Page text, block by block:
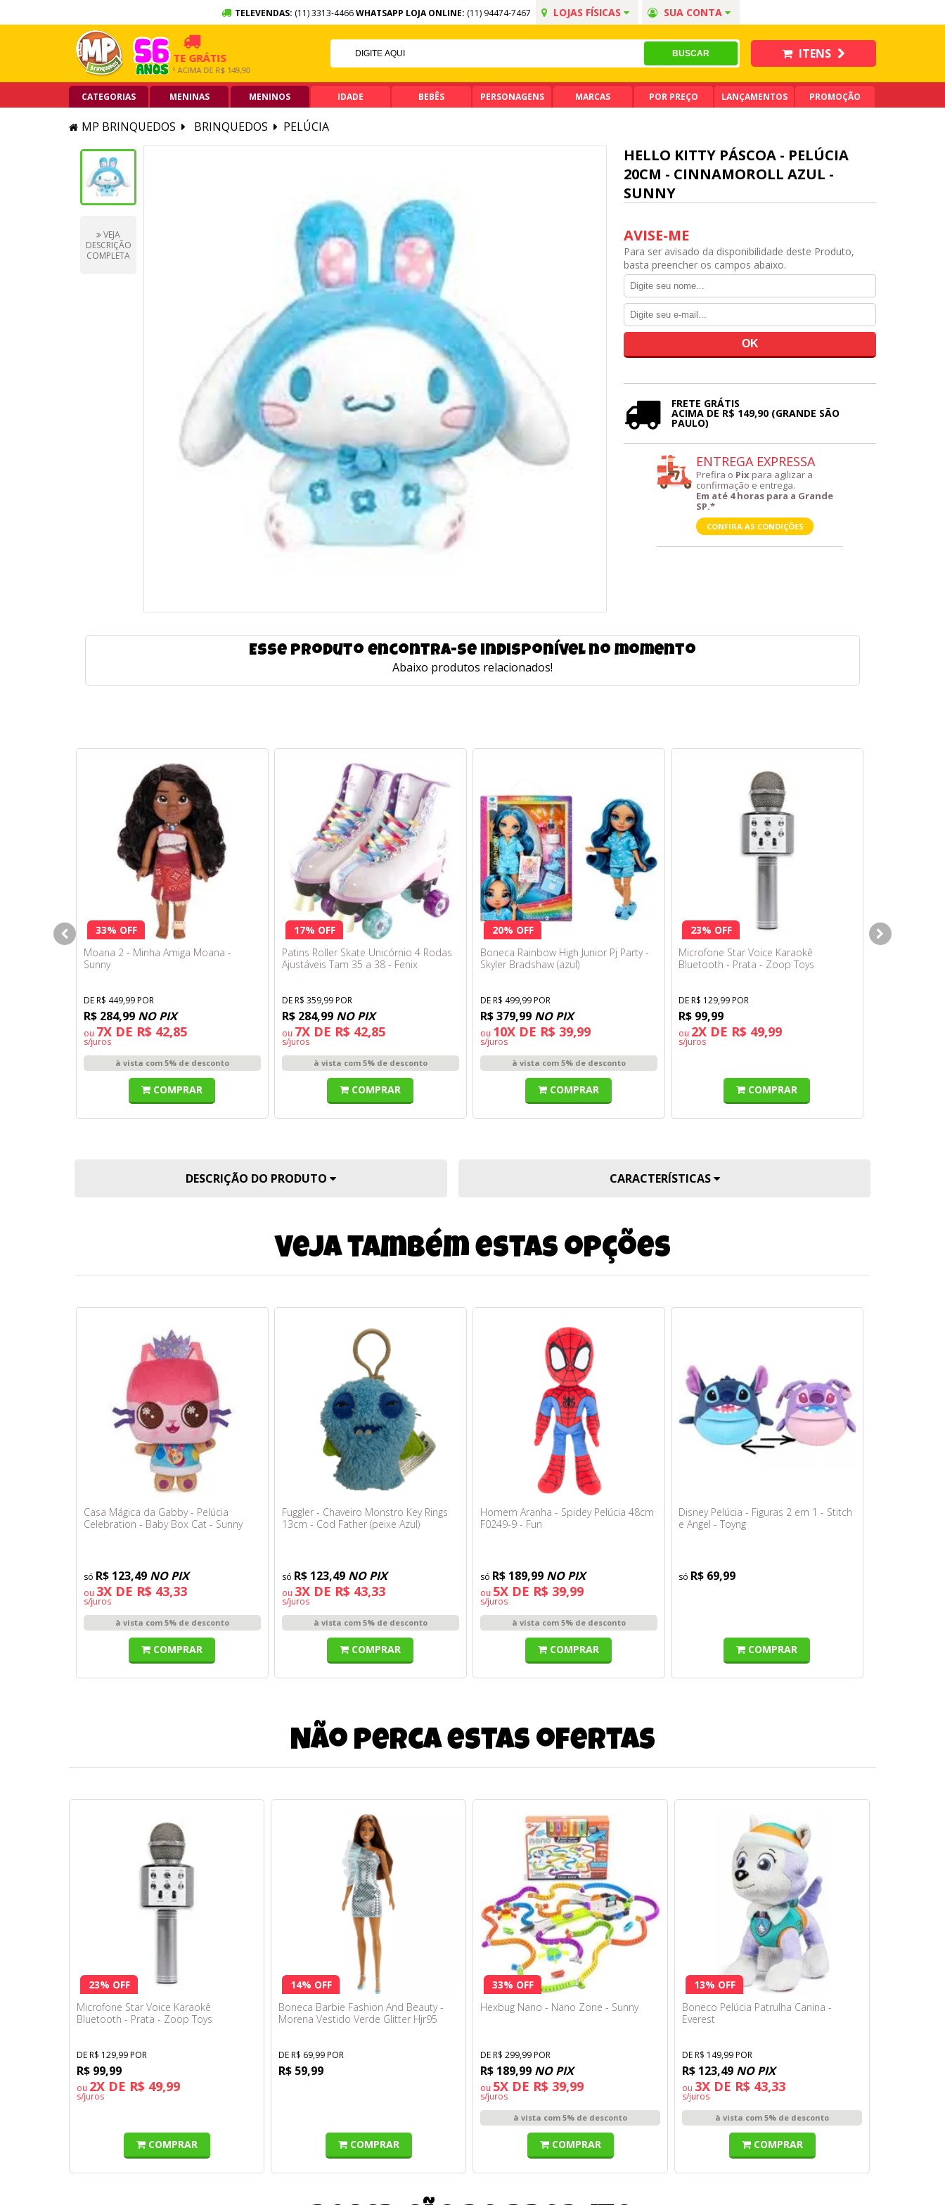
TELEVENDAS: (11) 3313-4466WHATSAPP LOJA ONLINE: (11) 94474-7467 LOJAS FÍSICAS SUA CONTA
FRETE GRÁTIS
GRANDE SP ACIMA DE R$ 149,90
5% OFF NO PIX
PIX ACIMA DE R$ 99,90
ITENS
CATEGORIAS MENINAS MENINOS IDADE BEBÊS PERSONAGENS MARCAS POR PREÇO LANÇAMENTOS PROMOÇÃO
MP BRINQUEDOS BRINQUEDOS PELÚCIA
VEJA
DESCRIÇÃO
COMPLETA
HELLO KITTY PÁSCOA - PELÚCIA
20CM - CINNAMOROLL AZUL -
SUNNY
AVISE-ME
Para ser avisado da disponibilidade deste Produto,
basta preencher os campos abaixo.
FRETE GRÁTIS
ACIMA DE R$ 149,90 (GRANDE SÃO
PAULO)
ENTREGA EXPRESSA
Prefira o Pix para agilizar a
confirmação e entrega.
Em até 4 horas para a Grande
SP.*
CONFIRA AS CONDIÇÕES
Esse produto encontra-se indisponível no momento
Abaixo produtos relacionados!
33% OFF
Moana 2 - Minha Amiga Moana -
Sunny
DE R$ 449,99 POR
R$ 284,99 NO PIX
ou 7X DE R$ 42,85
s/juros
à vista com 5% de desconto
COMPRAR
17% OFF
Patins Roller Skate Unicórnio 4 Rodas
Ajustáveis Tam 35 a 38 - Fenix
DE R$ 359,99 POR
R$ 284,99 NO PIX
ou 7X DE R$ 42,85
s/juros
à vista com 5% de desconto
COMPRAR
20% OFF
Boneca Rainbow High Junior Pj Party -
Skyler Bradshaw (azul)
DE R$ 499,99 POR
R$ 379,99 NO PIX
ou 10X DE R$ 39,99
s/juros
à vista com 5% de desconto
COMPRAR
23% OFF
Microfone Star Voice Karaokê
Bluetooth - Prata - Zoop Toys
DE R$ 129,99 POR
R$ 99,99
ou 2X DE R$ 49,99
s/juros
COMPRAR
20% OFF
DESCRIÇÃO DO PRODUTO CARACTERÍSTICAS
Veja também estas opções
Casa Mágica da Gabby - Pelúcia
Celebration - Baby Box Cat - Sunny
R$ 123,49 NO PIX
ou 3X DE R$ 43,33
s/juros
à vista com 5% de desconto
COMPRAR
Fuggler - Chaveiro Monstro Key Rings
13cm - Cod Father (peixe Azul)
R$ 123,49 NO PIX
ou 3X DE R$ 43,33
s/juros
à vista com 5% de desconto
COMPRAR
Homem Aranha - Spidey Pelúcia 48cm
F0249-9 - Fun
R$ 189,99 NO PIX
ou 5X DE R$ 39,99
s/juros
à vista com 5% de desconto
COMPRAR
Disney Pelúcia - Figuras 2 em 1 - Stitch
e Angel - Toyng
R$ 69,99
COMPRAR
Não perca estas ofertas
23% OFF
Microfone Star Voice Karaokê
Bluetooth - Prata - Zoop Toys
DE R$ 129,99 POR
R$ 99,99
ou 2X DE R$ 49,99
s/juros
COMPRAR
14% OFF
Boneca Barbie Fashion And Beauty -
Morena Vestido Verde Glitter Hjr95
DE R$ 69,99 POR
R$ 59,99
COMPRAR
33% OFF
Hexbug Nano - Nano Zone - Sunny
DE R$ 299,99 POR
R$ 189,99 NO PIX
ou 5X DE R$ 39,99
s/juros
à vista com 5% de desconto
COMPRAR
13% OFF
Boneco Pelúcia Patrulha Canina -
Everest
DE R$ 149,99 POR
R$ 123,49 NO PIX
ou 3X DE R$ 43,33
s/juros
à vista com 5% de desconto
COMPRAR